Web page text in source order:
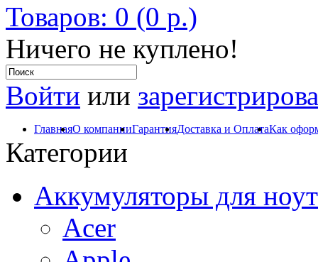
Товаров: 0 (0 р.)
Ничего не куплено!
Войти или
ГлавнаяО компанииГарантияДоставка и ОплатаКак
Категории
Аккумуляторы для
Acer